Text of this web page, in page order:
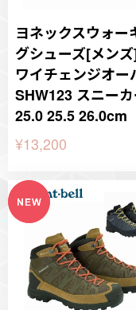
ヨネックスウォー
グシューズ[メン
ワイチェンジオー
SHW123 スニーカ
25.0 25.5 26.0cm
¥13,200